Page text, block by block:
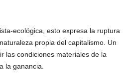
ecológica, esto expresa la ruptura
propia del capitalismo. Un
las condiciones materiales de la
la ganancia.